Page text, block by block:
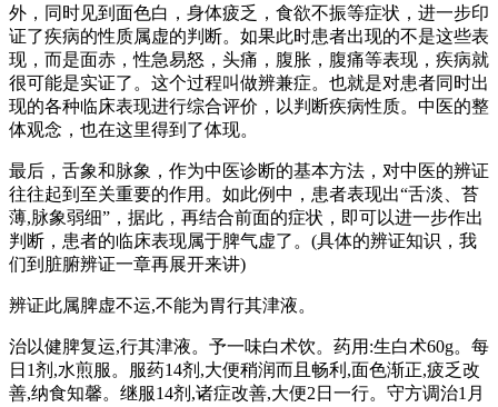
外，同时见到面色白，身体疲乏，食欲不振等症状，进一步印
证了疾病的性质属虚的判断。如果此时患者出现的不是这些表
现，而是面赤，性急易怒，头痛，腹胀，腹痛等表现，疾病就
很可能是实证了。这个过程叫做辨兼症。也就是对患者同时出
现的各种临床表现进行综合评价，以判断疾病性质。中医的整
体观念，也在这里得到了体现。
最后，舌象和脉象，作为中医诊断的基本方法，对中医的辨证
往往起到至关重要的作用。如此例中，患者表现出“舌淡、苔
薄,脉象弱细”，据此，再结合前面的症状，即可以进一步作出
判断，患者的临床表现属于脾气虚了。(具体的辨证知识，我
们到脏腑辨证一章再展开来讲)
辨证此属脾虚不运,不能为胃行其津液。
治以健脾复运,行其津液。予一味白术饮。药用:生白术60g。每
日1剂,水煎服。服药14剂,大便稍润而且畅利,面色渐正,疲乏改
善,纳食知馨。继服14剂,诸症改善,大便2日一行。守方调治1月